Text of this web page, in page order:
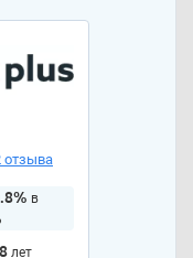
отзыва
в
лет